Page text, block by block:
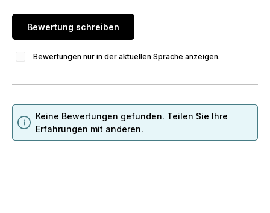
Bewertung schreiben
Bewertungen nur in der aktuellen Sprache anzeigen.
Keine Bewertungen gefunden. Teilen Sie Ihre
Erfahrungen mit anderen.